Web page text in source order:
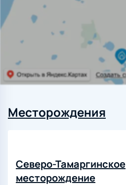
Месторождения
Северо-Тамаргинское
месторождение